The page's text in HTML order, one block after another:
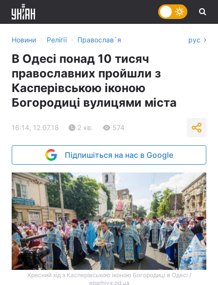
Новини › Релігії › Православ`я рус
В Одесі понад 10 тисяч
православних пройшли з
Касперівською іконою
Богородиці вулицями міста
16:14, 12.07.18 2 хв. 574
Підпишіться на нас в Google
Хресний хід з Касперівською іконою Богородиці в Одесі /
eparhiya.od.ua